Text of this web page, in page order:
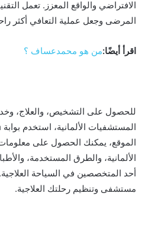
الافتراضي والواقع المعزز. تعمل
المرضى وجعل عملية التعافي أكثر
اقرأ أيضًا:من هو محمدعساف ؟
للحصول على التشخيص، والعلاج،
الموقع، يمكنك الحصول على
الألمانية، والطرق المستخدمة،
أحد المتخصصين في السياحة
مستشفى وتنظيم رحلتك العلاجية.